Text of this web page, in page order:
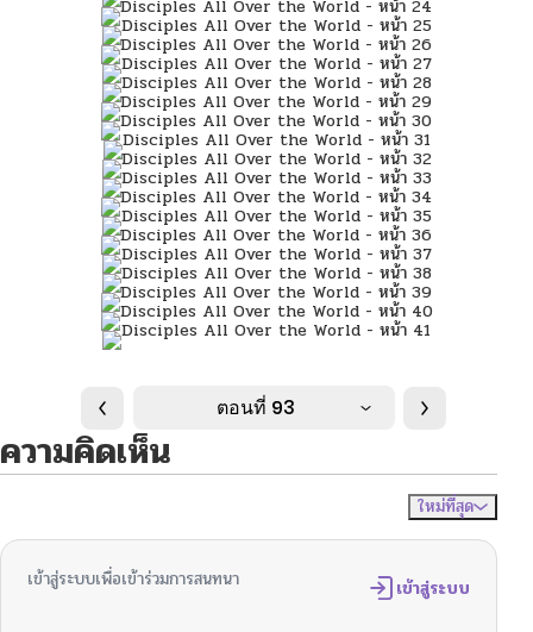
ตอนที่ 93
ความคิดเห็น
ใหม่ที่สุด
เข้าสู่ระบบเพื่อเข้าร่วมการสนทนา เข้าสู่ระบบ